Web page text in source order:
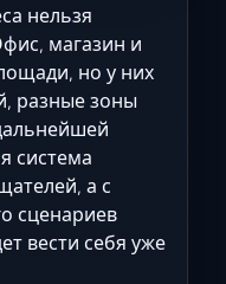
Таганрог
Феодосия
Черкесск
Шахты
Ялта
нельзя
магазин и
но у них
разные зоны
система
а с
сценариев
вести себя уже